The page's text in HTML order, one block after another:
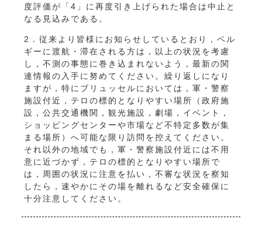
度評価が「4」に再度引き上げられた場合は中止と
なる見込みである。
2．従来より皆様にお知らせしているとおり，ベル
ギーに渡航・滞在される方は，以上の状況を考慮
し，不測の事態に巻き込まれないよう，最新の関
連情報の入手に努めてください。繰り返しになり
ますが，特にブリュッセルにおいては，軍・警察
施設付近，テロの標的となりやすい場所（政府施
設，公共交通機関，観光施設，劇場，イベント，
ショッピングセンターや市場など不特定多数が集
まる場所）へ可能な限り訪問を控えてください。
それ以外の地域でも，軍・警察施設付近には不用
意に近づかず，テロの標的となりやすい場所で
は，周囲の状況に注意を払い，不審な状況を察知
したら，速やかにその場を離れるなど安全確保に
十分注意してください。